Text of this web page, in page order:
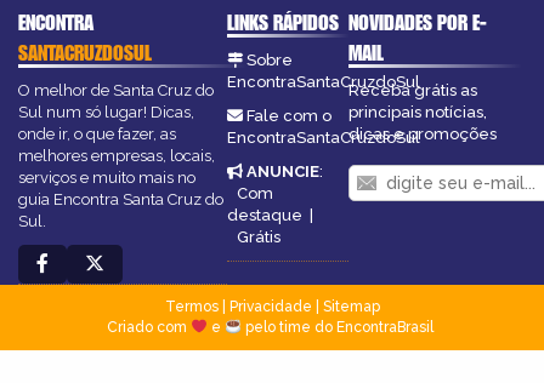
ENCONTRA
SANTACRUZDOSUL
O melhor de Santa Cruz do
Sul num só lugar! Dicas,
onde ir, o que fazer, as
melhores empresas, locais,
serviços e muito mais no
guia Encontra Santa Cruz do
Sul.
LINKS RÁPIDOS
Sobre
EncontraSantaCruzdoSul
Fale com o
EncontraSantaCruzdoSul
ANUNCIE:
Com
destaque |
Grátis
NOVIDADES POR E-
MAIL
Receba grátis as
principais notícias,
dicas e promoções
Termos| Privacidade
Sitemap
Criado com
e pelo time do EncontraBrasil